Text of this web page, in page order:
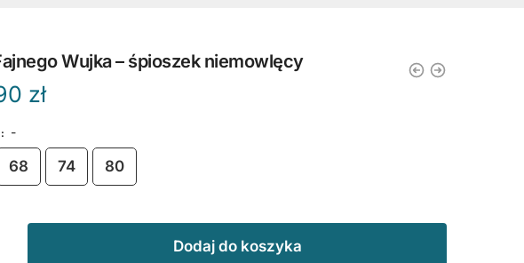
Wujka – śpioszek niemowlęcy
zł
: -
68 74 80
Dodaj do koszyka